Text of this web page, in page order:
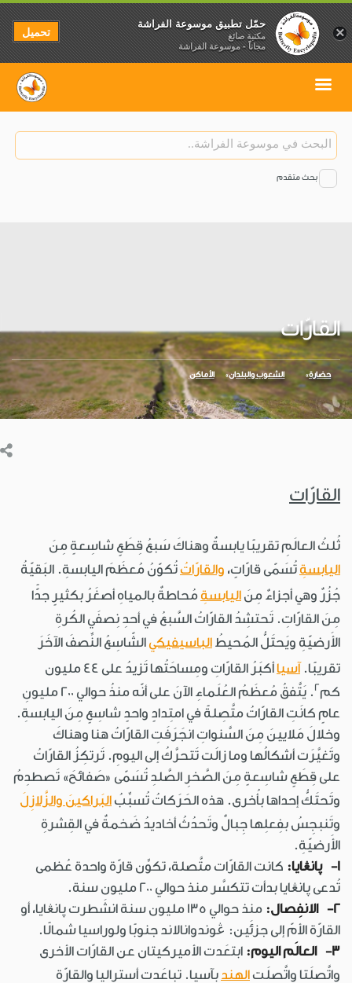
بحث متقدم
القارّات
حضارة الشعوب والبلدان الأماكن
القارّات
ثُلثُ العالَمِ تقريبًا يابسةٌ وهناكَ سَبعُ قِطَعٍ شاسِعةٍ مِنَ
اليابسةِ تُسَمّى قارّاتٍ، والقارّاتُتُكوّنُ مُعظَمَ اليابسةِ. البَقيّةُ
جُزُرٌ وهي أجزاءٌ مِنَ اليابسةِ مُحاطةٌ بالمياهِ أصغَرُ بكثيرٍ جدًّا
مِنَ القارّاتِ. تَحتشِدُ القارّاتُ السَّبعُ في أحدِ نِصفَي الكُرةِ
الأَرضيّةِ ويَحتَلُّ المُحيطُ الباسيفيكي الشّاسِعُ النِّصفَ الآخَرَ
تقريبًا.آسيا
أكبَرُ القارّاتِ ومِساحَتُها تَزيدُ على 44 مليون
كم2
. يَتَّفقُ مُعظَمُ العُلَماءِ الآنَ على أنّه منذُ حوالي 200 مليونِ
عامٍ كانَتِ القارّاتُ متَّصِلةً في امتِدادٍ واحدٍ شاسِعٍ مِنَ اليابسةِ.
وخلالَ مَلايينَ مِنَ السَّنواتِ انجَرَفَتِ القارّاتُ هنا وهناكَ
وتَغيَّرَت أشكالُها وما زالَت تَتحرَّكُ إلى اليومِ. تَرتكِزُ القارّاتُ
على قِطَعٍ شاسِعةٍ مِنَ الصَّخرِ الصَّلدِ تُسَمّى «صَفائحَ» تَصطدِمُ
وتَحتَكُّ إحداها بأُخرى. هذه الحَرَكاتُ تُسبِّبُ البَراكينَ والزَّلازِلَ
وتَنبجِسُ بفِعلِها جِبالٌ وتَحدُثُ أخاديدُ ضَخمةٌ في القِشرةِ
الأَرضيّةِ.
1- پانڠايا:
كانت القارّات متَّصلة، تكوِّن قارّة واحدة عُظمى
تُدعى پانڠايا بدأت تتكسَّر منذ حوالي 200 مليون سنة.
2- الانفِصال:
منذ حوالي 135 مليون سنة انشَطرت پانڠايا، أو
القارّة الأمّ إلى جزئَين: ڠوندوانالاند جنوبًا ولوراسيا شمالًا.
3- العالَم اليوم:
ابتعَدت الأميركيتان عن القارّات الأخرى
واتَّصلَتا واتَّصلَت الهند بآسيا. تباعَدت أستراليا والقارّة
×
حمّل تطبيق موسوعة الفراشة
مكتبة صائغ
مجاناً - موسوعة الفراشة
تحميل